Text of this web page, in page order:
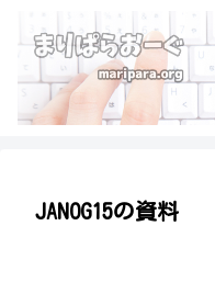
JANOG15の資料